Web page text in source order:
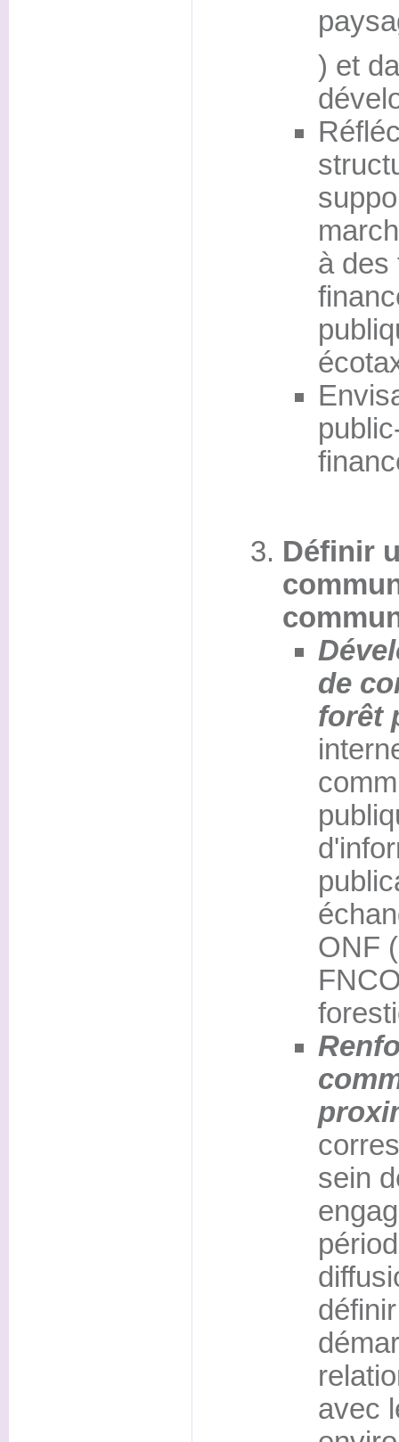
) et
à des
Définir
de
forêt
ONF
sein
avec